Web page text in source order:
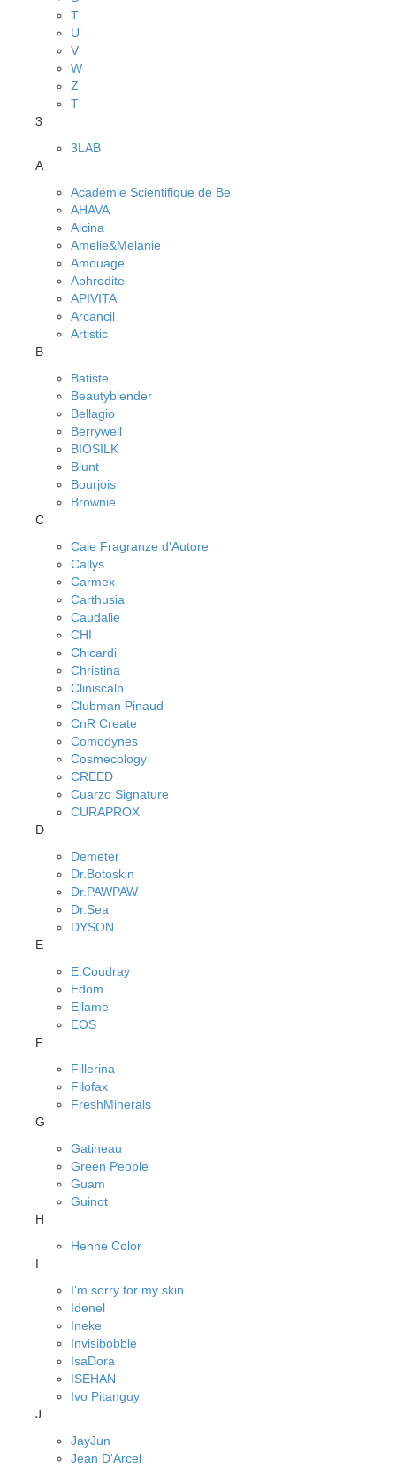
T
U
V
W
Z
Т
3
3LAB
A
Académie Scientifique de Be
AHAVA
Alcina
Amelie&Melanie
Amouage
Aphrodite
APIVITA
Arcancil
Artistic
B
Batiste
Beautyblender
Bellagio
Berrywell
BIOSILK
Blunt
Bourjois
Brownie
C
Cale Fragranze d'Autore
Callys
Carmex
Carthusia
Caudalie
CHI
Chicardi
Christina
Cliniscalp
Clubman Pinaud
CnR Create
Comodynes
Cosmecology
CREED
Cuarzo Signature
CURAPROX
D
Demeter
Dr.Botoskin
Dr.PAWPAW
Dr.Sea
DYSON
E
E.Coudray
Edom
Ellame
EOS
F
Fillerina
Filofax
FreshMinerals
G
Gatineau
Green People
Guam
Guinot
H
Henne Color
I
I'm sorry for my skin
Idenel
Ineke
Invisibobble
IsaDora
ISEHAN
Ivo Pitanguy
J
JayJun
Jean D'Arcel